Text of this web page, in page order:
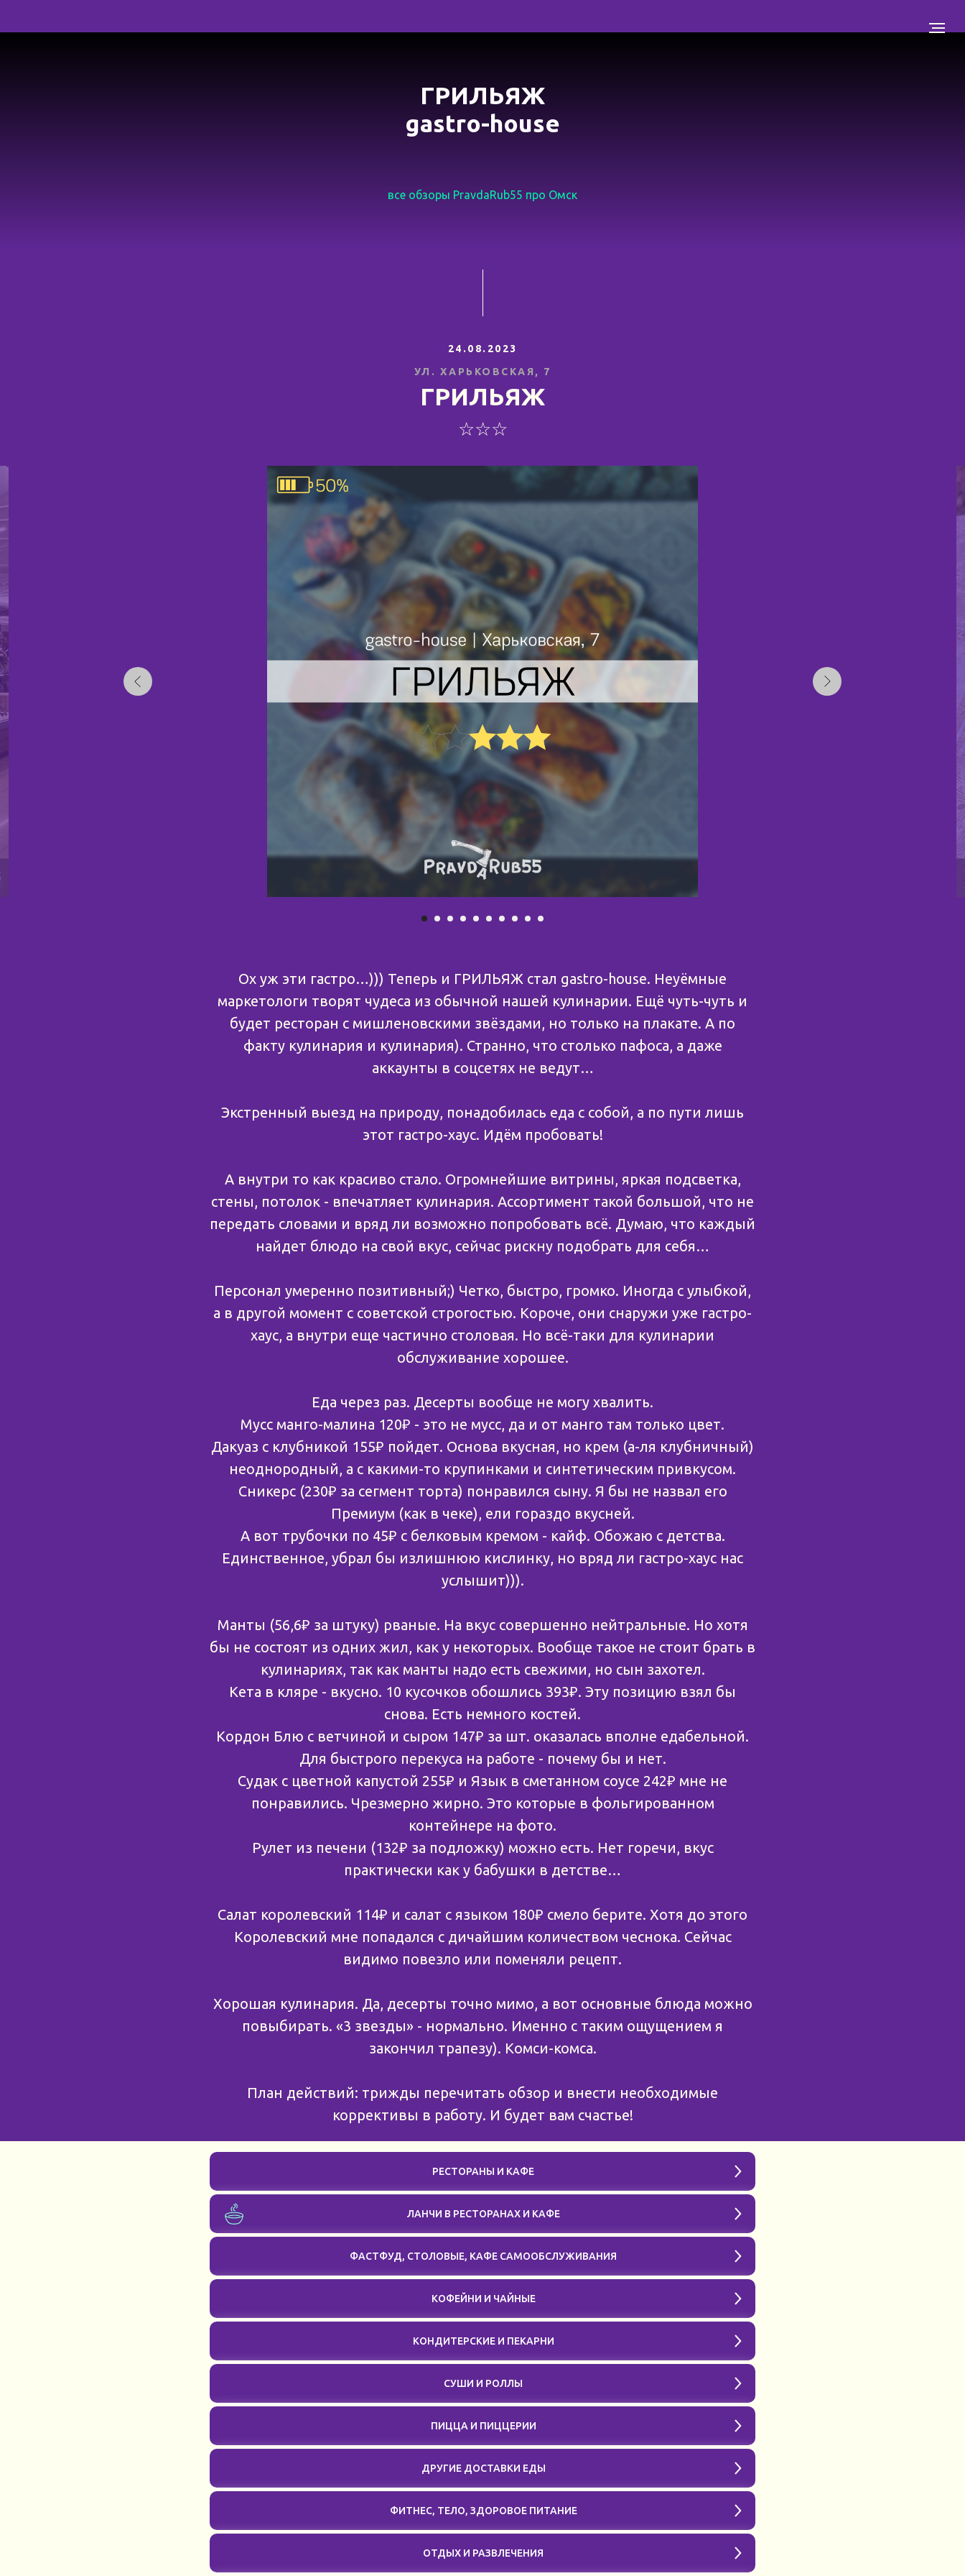
ГРИЛЬЯЖ
gastro-house
все обзоры PravdaRub55 про Омск
24.08.2023
УЛ. ХАРЬКОВСКАЯ, 7
ГРИЛЬЯЖ
☆☆☆
Ох уж эти гастро…))) Теперь и ГРИЛЬЯЖ стал gastro-house. Неуёмные
маркетологи творят чудеса из обычной нашей кулинарии. Ещё чуть-чуть и
будет ресторан с мишленовскими звёздами, но только на плакате. А по
факту кулинария и кулинария). Странно, что столько пафоса, а даже
аккаунты в соцсетях не ведут…
Экстренный выезд на природу, понадобилась еда с собой, а по пути лишь
этот гастро-хаус. Идём пробовать!
А внутри то как красиво стало. Огромнейшие витрины, яркая подсветка,
стены, потолок - впечатляет кулинария. Ассортимент такой большой, что не
передать словами и вряд ли возможно попробовать всё. Думаю, что каждый
найдет блюдо на свой вкус, сейчас рискну подобрать для себя…
Персонал умеренно позитивный;) Четко, быстро, громко. Иногда с улыбкой,
а в другой момент с советской строгостью. Короче, они снаружи уже гастро-
хаус, а внутри еще частично столовая. Но всё-таки для кулинарии
обслуживание хорошее.
Еда через раз. Десерты вообще не могу хвалить.
Мусс манго-малина 120₽ - это не мусс, да и от манго там только цвет.
Дакуаз с клубникой 155₽ пойдет. Основа вкусная, но крем (а-ля клубничный)
неоднородный, а с какими-то крупинками и синтетическим привкусом.
Сникерс (230₽ за сегмент торта) понравился сыну. Я бы не назвал его
Премиум (как в чеке), ели гораздо вкусней.
А вот трубочки по 45₽ с белковым кремом - кайф. Обожаю с детства.
Единственное, убрал бы излишнюю кислинку, но вряд ли гастро-хаус нас
услышит))).
Манты (56,6₽ за штуку) рваные. На вкус совершенно нейтральные. Но хотя
бы не состоят из одних жил, как у некоторых. Вообще такое не стоит брать в
кулинариях, так как манты надо есть свежими, но сын захотел.
Кета в кляре - вкусно. 10 кусочков обошлись 393₽. Эту позицию взял бы
снова. Есть немного костей.
Кордон Блю с ветчиной и сыром 147₽ за шт. оказалась вполне едабельной.
Для быстрого перекуса на работе - почему бы и нет.
Судак с цветной капустой 255₽ и Язык в сметанном соусе 242₽ мне не
понравились. Чрезмерно жирно. Это которые в фольгированном
контейнере на фото.
Рулет из печени (132₽ за подложку) можно есть. Нет горечи, вкус
практически как у бабушки в детстве…
Салат королевский 114₽ и салат с языком 180₽ смело берите. Хотя до этого
Королевский мне попадался с дичайшим количеством чеснока. Сейчас
видимо повезло или поменяли рецепт.
Хорошая кулинария. Да, десерты точно мимо, а вот основные блюда можно
повыбирать. «3 звезды» - нормально. Именно с таким ощущением я
закончил трапезу). Комси-комса.
План действий: трижды перечитать обзор и внести необходимые
коррективы в работу. И будет вам счастье!
РЕСТОРАНЫ И КАФЕ
ЛАНЧИ В РЕСТОРАНАХ И КАФЕ
ФАСТФУД, СТОЛОВЫЕ, КАФЕ САМООБСЛУЖИВАНИЯ
КОФЕЙНИ И ЧАЙНЫЕ
КОНДИТЕРСКИЕ И ПЕКАРНИ
СУШИ И РОЛЛЫ
ПИЦЦА И ПИЦЦЕРИИ
ДРУГИЕ ДОСТАВКИ ЕДЫ
ФИТНЕС, ТЕЛО, ЗДОРОВОЕ ПИТАНИЕ
ОТДЫХ И РАЗВЛЕЧЕНИЯ